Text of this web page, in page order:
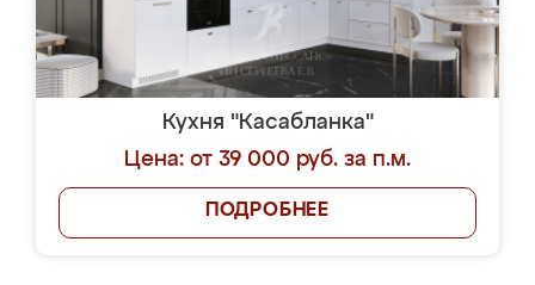
Кухня "Касабланка"
Цена: от 39 000 руб. за п.м.
ПОДРОБНЕЕ